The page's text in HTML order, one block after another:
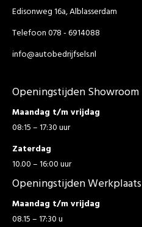
Edisonweg 16a, Alblasserdam
Telefoon 078 - 6914088
info@autobedrijfsels.nl
Openingstijden Showroom
Maandag t/m vrijdag
08:15 – 17:30 uur
Zaterdag
10.00 – 16:00 uur
Openingstijden Werkplaats
Maandag t/m vrijdag
08.15 – 17:30 u